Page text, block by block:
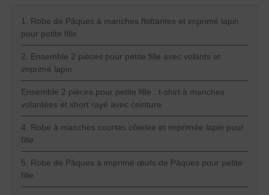
1. Robe de Pâques à manches flottantes et imprimé lapin
pour petite fille
2. Ensemble 2 pièces pour petite fille avec volants et
imprimé lapin
Ensemble 2 pièces pour petite fille : t-shirt à manches
volantées et short rayé avec ceinture
4. Robe à manches courtes côtelée et imprimée lapin pour
fille
5. Robe de Pâques à imprimé œufs de Pâques pour petite
fille